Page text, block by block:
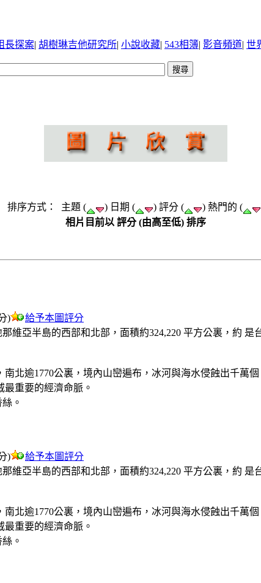
長探案| 胡樹琳吉他研究所| 小說收藏| 543相簿| 影音頻道| 世
排序方式： 主題 ( ) 日期 ( ) 評分 ( ) 熱門的 (
相片目前以 評分 (由高至低) 排序
)
給予本圖評分
維亞半島的西部和北部，面積約324,220 平方公裏，約
北逾1770公裏，境內山巒遍布，冰河與海水侵蝕出千萬
重要的經濟命脈。
。
)
給予本圖評分
維亞半島的西部和北部，面積約324,220 平方公裏，約
北逾1770公裏，境內山巒遍布，冰河與海水侵蝕出千萬
重要的經濟命脈。
。